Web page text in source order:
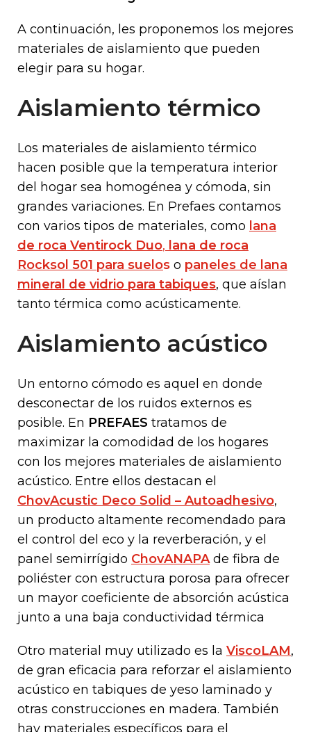
A continuación, les proponemos los mejores
materiales de aislamiento que pueden
elegir para su hogar.
Aislamiento térmico
Los materiales de aislamiento térmico
hacen posible que la temperatura interior
del hogar sea homogénea y cómoda, sin
grandes variaciones. En Prefaes contamos
con varios tipos de materiales, como lana
d e roca Ventirock Duo, lana de roca
Rocksol 501 para suelos o paneles de lana
mineral de vidrio para tabiques, que aíslan
tanto térmica como acústicamente.
Aislamiento acústico
Un entorno cómodo es aquel en donde
desconectar de los ruidos externos es
posible. En PREFAES tratamos de
maximizar la comodidad de los hogares
con los mejores materiales de aislamiento
acústico. Entre ellos destacan el
ChovAcustic Deco Solid – Autoadhesivo,
un producto altamente recomendado para
el control del eco y la reverberación, y el
panel semirrígido ChovANAPAde fibra de
poliéster con estructura porosa para ofrecer
un mayor coeficiente de absorción acústica
junto a una baja conductividad térmica
Otro material muy utilizado es la ViscoLAM,
de gran eficacia para reforzar el aislamiento
acústico en tabiques de yeso laminado y
otras construcciones en madera. También
hay materiales específicos para el